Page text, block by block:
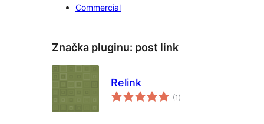
Commercial
Značka pluginu: post link
Relink
(1 celkové
hodnotenie
)